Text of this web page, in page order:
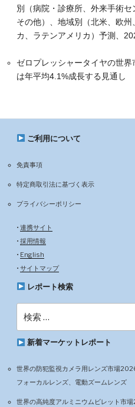
別（病院・診療所、外来手術セ
その他）、地域別（北米、欧
カ、ラテンアメリカ）予測、
ゼロプレッシャータイヤの世
は年平均4.1%成長する見通し
ご利用について
免責事項
特定商取引法に基づく表示
プライバシーポリシー
• 連携サイト
• 採用情報
• English
• サイトマップ
レポート検索
新着マーケットレポート
世界の防犯監視カメラ用レンズ市場
フォーカルレンズ、電動ズームレンズ
世界の高純度アルミニウムビレット市